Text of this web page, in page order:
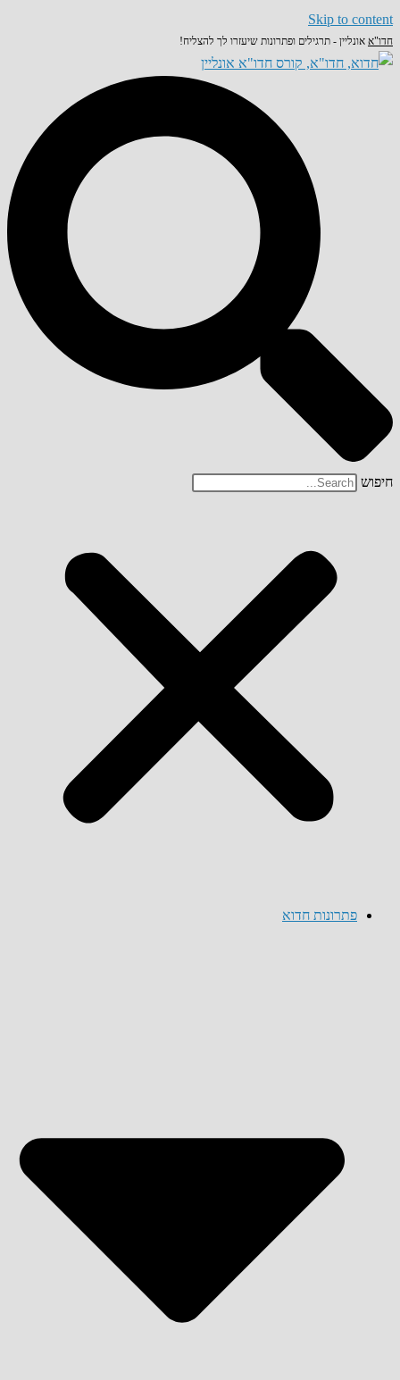
Skip to content
חדו"א אונליין - תרגילים ופתרונות שיעזרו לך להצליח!
חיפוש
פתרונות חדוא